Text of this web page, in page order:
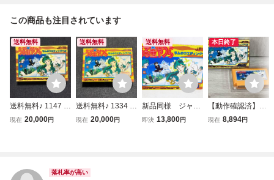
この商品も注目されています
送料無料
送料無料♪ 1147 美
品♪ うる星やつら
現在 20,000円
送料無料
送料無料♪ 1334 未
使用新品♪ 箱ピシ♪
C 同梱可能
現在 20,000円
送料無料
新品同様 ジャレ
コ ファミコン
即決 13,800円
本日終了
【動作確認済】FC
うる星やつら ラム
現在 8,894円
落札率が高い